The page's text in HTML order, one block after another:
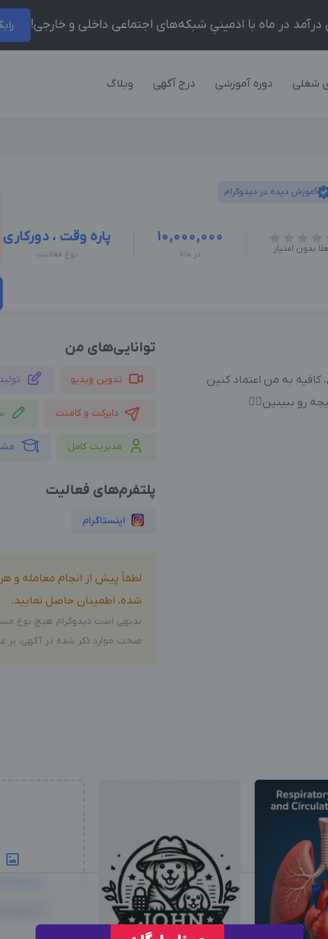
شغلی دوره آموزشی درج آگهی وبلاگ
آموزش دیده در دیدوگرام
بدون امتیاز
10,000,000
در ماه
پاره وقت ، دورکاری
نوع فعالیت
کافیه به من اعتماد کنین
رو ببینین✌🏻
توانایی‌های من
تدوین ویدیو
دایرکت و کامنت
مدیریت کامل
پلتفرم‌های فعالیت
اینستاگرام
لطفاً پیش از انجام معامله و
شده، اطمینان حاصل نمایید.
بدیهی است دیدوگرام هیچ نوع
صحت موارد ذکر شده در آگهی، بر